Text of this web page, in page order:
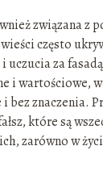
związana z
często
za
i wartościowe,
bez znaczenia.
które są
zarówno w